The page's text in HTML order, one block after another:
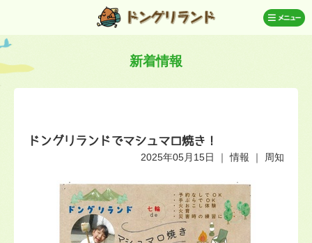
新着情報
ドングリランドでマシュマロ焼き！
2025年05月15日 ｜情報 ｜ 周知